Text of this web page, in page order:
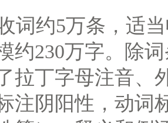
词约5万条，适
约230万字。除
拉丁字母注音、
注阴阳性，动